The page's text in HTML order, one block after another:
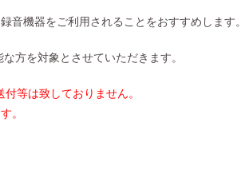
機器をご利用されることをおすすめします。
方を対象とさせていただきます。
等は致しておりません。
。